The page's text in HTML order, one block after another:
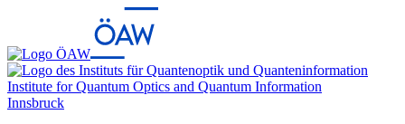
Institute for Quantum Optics and Quantum Information
Innsbruck